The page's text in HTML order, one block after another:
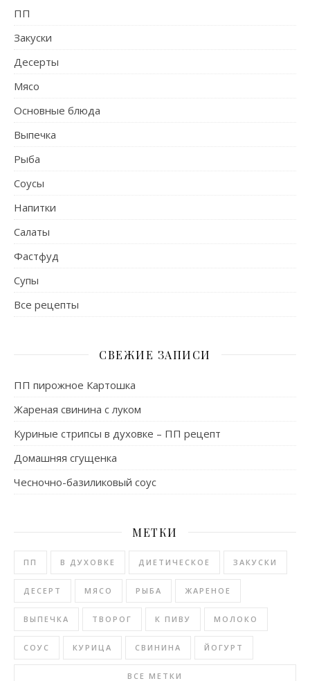
ПП
Закуски
Десерты
Мясо
Основные блюда
Выпечка
Рыба
Соусы
Напитки
Салаты
Фастфуд
Супы
Все рецепты
СВЕЖИЕ ЗАПИСИ
ПП пирожное Картошка
Жареная свинина с луком
Куриные стрипсы в духовке – ПП рецепт
Домашняя сгущенка
Чесночно-базиликовый соус
МЕТКИ
ПП В ДУХОВКЕ ДИЕТИЧЕСКОЕ ЗАКУСКИ
ДЕСЕРТ МЯСО РЫБА ЖАРЕНОЕ
ВЫПЕЧКА ТВОРОГ К ПИВУ МОЛОКО
СОУС КУРИЦА СВИНИНА ЙОГУРТ
ВСЕ МЕТКИ